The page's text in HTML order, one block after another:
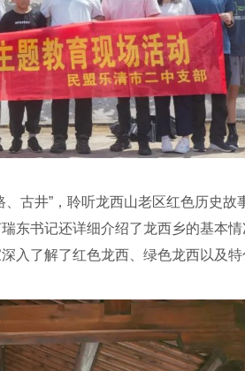
井”，聆听龙西山老区红色历史故
东书记还详细介绍了龙西乡的基本
入了解了红色龙西、绿色龙西以及特